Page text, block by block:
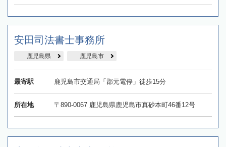
安田司法書士事務所
鹿児島県 鹿児島市
最寄駅 鹿児島市交通局「郡元電停」徒歩15分
所在地 〒890-0067 鹿児島県鹿児島市真砂本町46番12号